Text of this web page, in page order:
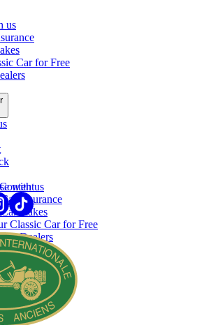
us
Car for Free
with us
Insurance
makes
Classic Car for Free
Dealers